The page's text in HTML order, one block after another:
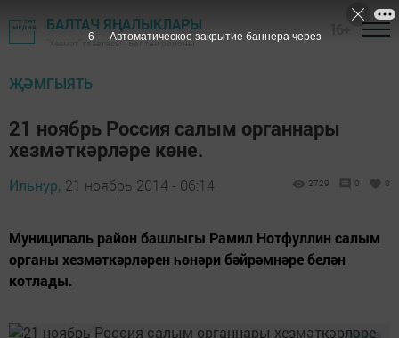
БАЛТАЧ ЯҢАЛЫКЛАРЫ
"Хезмәт" газетасы - Балтач районы
ҖӘМГЫЯТЬ
21 ноябрь Россия салым органнары
хезмәткәрләре көне.
Ильнур, 21 ноябрь 2014 - 06:14 2729 0 0
Муниципаль район башлыгы Рамил Нотфуллин салым
органы хезмәткәрлә­рен һөнәри бәйрәмнәре белән
котлады.
4 Автоматическое закрытие баннера через